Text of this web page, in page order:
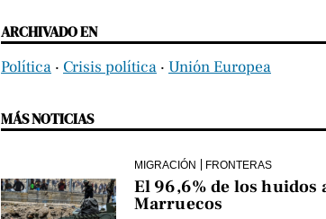
ARCHIVADO EN
Política ‧ Crisis política ‧ Unión Europea
MÁS NOTICIAS
MIGRACIÓN FRONTERAS
El 96,6% de los huidos
Marruecos